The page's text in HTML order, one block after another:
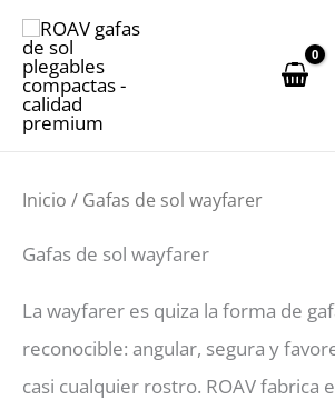
contenido
Inicio / Gafas de sol wayfarer
Gafas de sol wayfarer
La wayfarer es quiza la forma de
reconocible: angular, segura y
casi cualquier rostro. ROAV fabrica